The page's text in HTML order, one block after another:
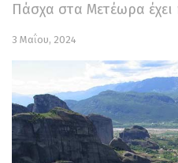
Πάσχα στα Μετέωρα έχει
3 Μαΐου, 2024